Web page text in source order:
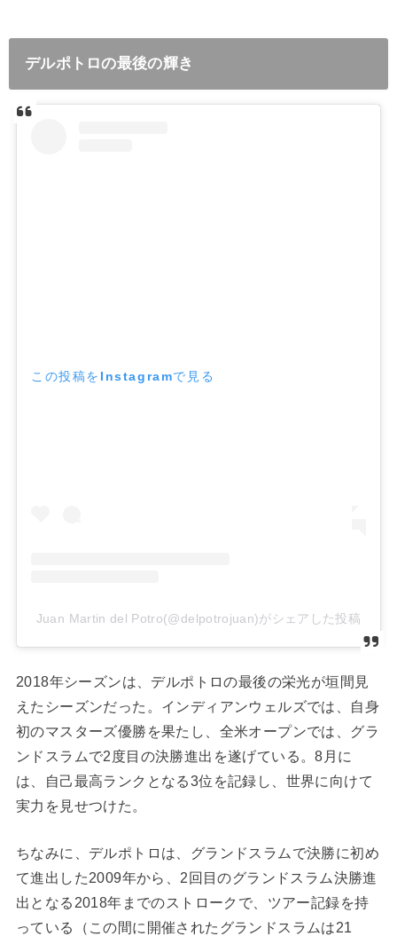
デルポトロの最後の輝き
この投稿をInstagramで見る
Juan Martin del Potro(@delpotrojuan)がシェアした投稿
2018年シーズンは、デルポトロの最後の栄光が垣間見
えたシーズンだった。インディアンウェルズでは、自身
初のマスターズ優勝を果たし、全米オープンでは、グラ
ンドスラムで2度目の決勝進出を遂げている。8月に
は、自己最高ランクとなる3位を記録し、世界に向けて
実力を見せつけた。
ちなみに、デルポトロは、グランドスラムで決勝に初め
て進出した2009年から、2回目のグランドスラム決勝進
出となる2018年までのストロークで、ツアー記録を持
っている（この間に開催されたグランドスラムは21